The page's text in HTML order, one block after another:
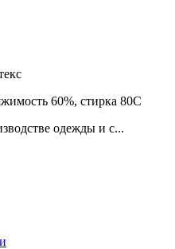
60%, стирка 80С
одежды и с...